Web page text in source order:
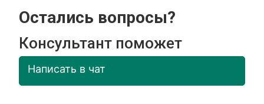
Остались вопросы?
Консультант поможет
Написать в чат